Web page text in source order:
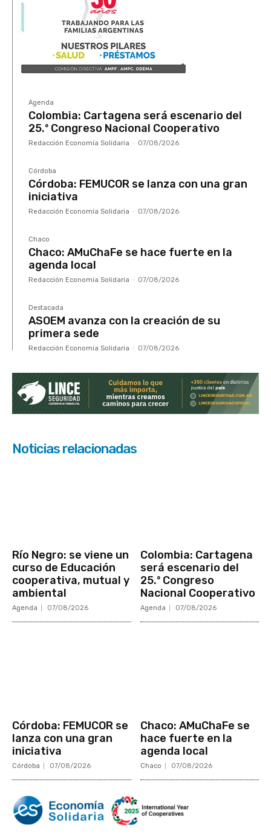
Agenda
Colombia: Cartagena será escenario del
25.º Congreso Nacional Cooperativo
Redacción Economía Solidaria - 07/08/2026
Córdoba
Córdoba: FEMUCOR se lanza con una gran
iniciativa
Redacción Economía Solidaria - 07/08/2026
Chaco
Chaco: AMuChaFe se hace fuerte en la
agenda local
Redacción Economía Solidaria - 07/08/2026
Destacada
ASOEM avanza con la creación de su
primera sede
Redacción Economía Solidaria - 07/08/2026
Noticias relacionadas
Río Negro: se viene un
curso de Educación
cooperativa, mutual y
ambiental
Agenda 07/08/2026
Colombia: Cartagena
será escenario del
25.º Congreso
Nacional Cooperativo
Agenda 07/08/2026
Córdoba: FEMUCOR se
lanza con una gran
iniciativa
Córdoba 07/08/2026
Chaco: AMuChaFe se
hace fuerte en la
agenda local
Chaco 07/08/2026